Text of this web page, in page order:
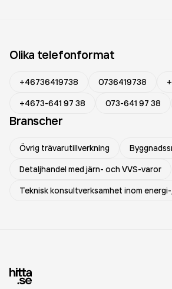
Olika telefonformat
+46736419738 0736419738
+4673-641 97 38
073-641 97 38
Branscher
Övrig trävarutillverkning
Detaljhandel med järn- och VVS-varor